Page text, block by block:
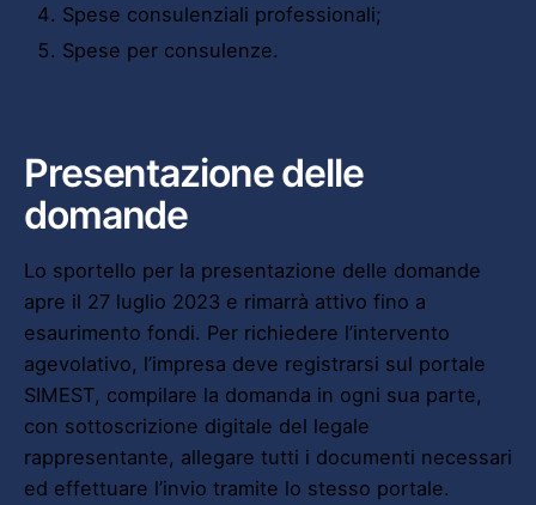
Spese consulenziali professionali;
Spese per consulenze.
Presentazione delle
domande
Lo sportello per la presentazione delle domande
apre il 27 luglio 2023 e rimarrà attivo fino a
esaurimento fondi. Per richiedere l’intervento
agevolativo, l’impresa deve registrarsi sul portale
SIMEST, compilare la domanda in ogni sua parte,
con sottoscrizione digitale del legale
rappresentante, allegare tutti i documenti necessari
ed effettuare l’invio tramite lo stesso portale.